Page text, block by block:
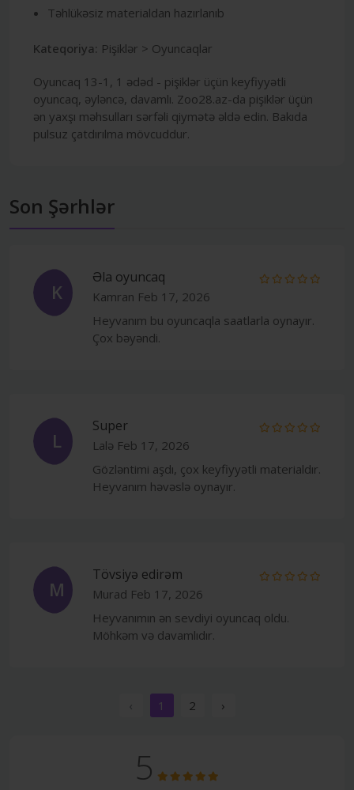
Təhlükəsiz materialdan hazırlanıb
Kateqoriya: Pişiklər > Oyuncaqlar
Oyuncaq 13-1, 1 ədəd - pişiklər üçün keyfiyyətli
oyuncaq, əyləncə, davamlı. Zoo28.az-da pişiklər üçün
ən yaxşı məhsulları sərfəli qiymətə əldə edin. Bakıda
pulsuz çatdırılma mövcuddur.
Son Şərhlər
K
Əla oyuncaq
Kamran Feb 17, 2026
Heyvanım bu oyuncaqla saatlarla oynayır.
Çox bəyəndi.
L
Super
Lalə Feb 17, 2026
Gözləntimi aşdı, çox keyfiyyətli materialdır.
Heyvanım həvəslə oynayır.
M
Tövsiyə edirəm
Murad Feb 17, 2026
Heyvanımın ən sevdiyi oyuncaq oldu.
Möhkəm və davamlıdır.
‹ 1 2 ›
5